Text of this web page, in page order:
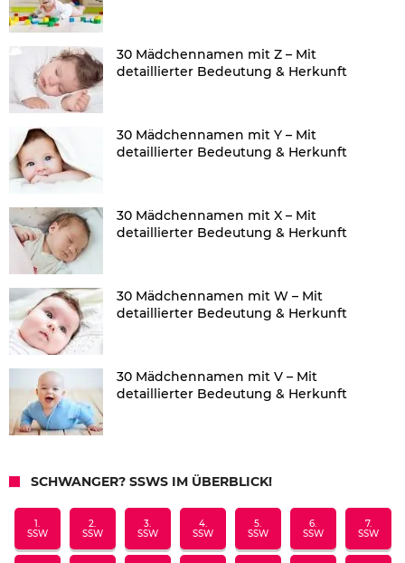
30 Mädchennamen mit Z – Mit
detaillierter Bedeutung & Herkunft
30 Mädchennamen mit Y – Mit
detaillierter Bedeutung & Herkunft
30 Mädchennamen mit X – Mit
detaillierter Bedeutung & Herkunft
30 Mädchennamen mit W – Mit
detaillierter Bedeutung & Herkunft
30 Mädchennamen mit V – Mit
detaillierter Bedeutung & Herkunft
SCHWANGER? SSWS IM ÜBERBLICK!
1.
SSW
2.
SSW
3.
SSW
4.
SSW
5.
SSW
6.
SSW
7.
SSW